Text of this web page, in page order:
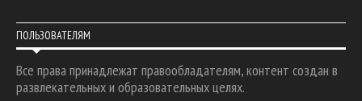
ПОЛЬЗОВАТЕЛЯМ
Все права принадлежат правообладателям, контент создан в
развлекательных и образовательных целях.